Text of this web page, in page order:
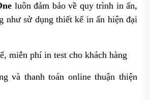
luôn đảm bảo về quy trình in ấn,
như sử dụng thiết kế in ấn hiện đại
miễn phí in test cho khách hàng
và thanh toán online thuận thiện